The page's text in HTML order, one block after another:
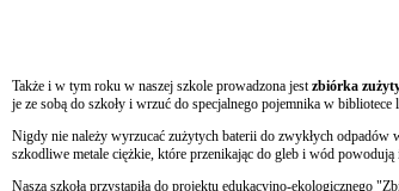
Także i w tym roku w naszej szkole prowadzona jestzbiórka
je ze sobą do szkoły i wrzuć do specjalnego pojemnika w bibliotece
Nigdy nie należy wyrzucać zużytych baterii do zwykłych odpadów
szkodliwe metale ciężkie, które przenikając do gleb i wód powodują
Nasza szkoła przystąpiła do projektu edukacyjno-ekologicznego